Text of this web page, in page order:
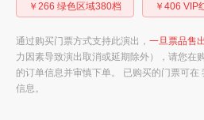
￥266 绿色区域380档 ￥406 VIP
通过购买门票方式支持此演出， 一旦票品售
力因素导致演出取消或延期除外），请您在
的订单信息并审慎下单。 已购买的门票可在
信息。